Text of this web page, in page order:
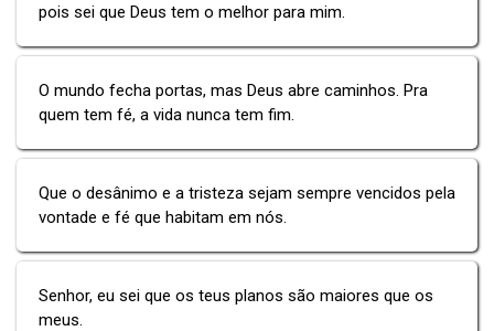
pois sei que Deus tem o melhor para mim.
O mundo fecha portas, mas Deus abre caminhos. Pra
quem tem fé, a vida nunca tem fim.
Que o desânimo e a tristeza sejam sempre vencidos pela
vontade e fé que habitam em nós.
Senhor, eu sei que os teus planos são maiores que os
meus.